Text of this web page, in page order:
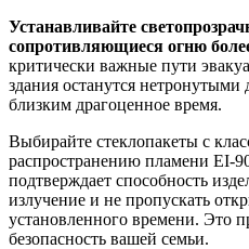
Устанавливайте светопрозрачные конструкции,
сопротивляющиеся огню
критически важные пути
здания останутся
близким драгоценное время.
Выбирайте стеклопакеты с
распространению пламени EI-
подтверждает способность
излучение и не пропускать
установленного времени. Это
безопасность вашей семьи.